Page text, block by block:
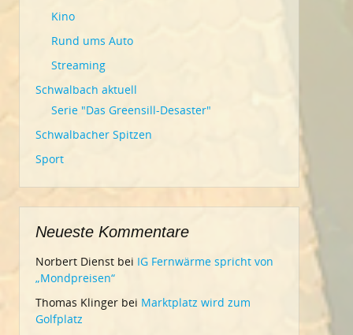
Kino
Rund ums Auto
Streaming
Schwalbach aktuell
Serie "Das Greensill-Desaster"
Schwalbacher Spitzen
Sport
Neueste Kommentare
Norbert Dienst bei IG Fernwärme spricht von
„Mondpreisen“
Thomas Klinger bei Marktplatz wird zum
Golfplatz